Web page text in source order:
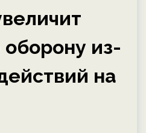
из-
на